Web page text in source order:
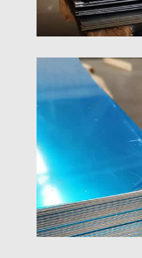
3 16
Descubra alta
para estrutural,
Resistente à